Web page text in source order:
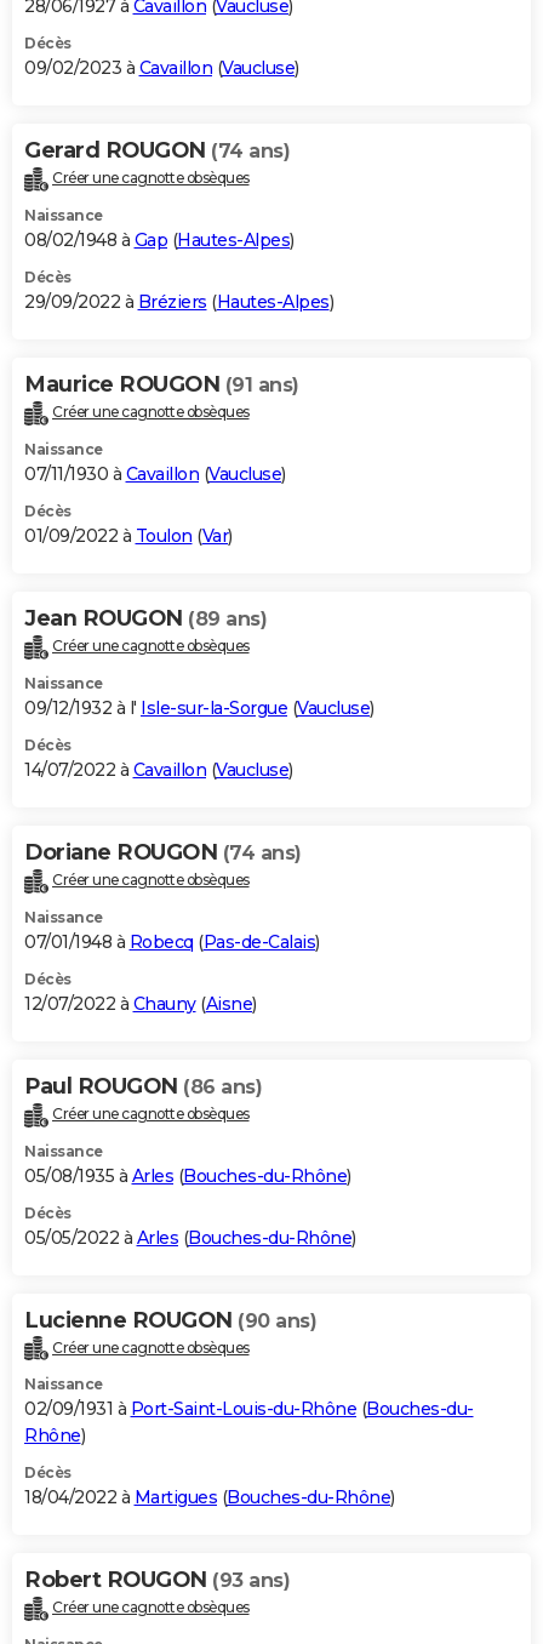
28/06/1927 à Cavaillon (Vaucluse)
Décès
09/02/2023 à Cavaillon (Vaucluse)
Gerard ROUGON (74 ans)
Créer une cagnotte obsèques
Naissance
08/02/1948 à Gap (Hautes-Alpes)
Décès
29/09/2022 à Bréziers (Hautes-Alpes)
Maurice ROUGON (91 ans)
Créer une cagnotte obsèques
Naissance
07/11/1930 à Cavaillon (Vaucluse)
Décès
01/09/2022 à Toulon (Var)
Jean ROUGON (89 ans)
Créer une cagnotte obsèques
Naissance
09/12/1932 à l' Isle-sur-la-Sorgue (Vaucluse)
Décès
14/07/2022 à Cavaillon (Vaucluse)
Doriane ROUGON (74 ans)
Créer une cagnotte obsèques
Naissance
07/01/1948 à Robecq (Pas-de-Calais)
Décès
12/07/2022 à Chauny(Aisne)
Paul ROUGON (86 ans)
Créer une cagnotte obsèques
Naissance
05/08/1935 à Arles (Bouches-du-Rhône)
Décès
05/05/2022 à Arles (Bouches-du-Rhône)
Lucienne ROUGON (90 ans)
Créer une cagnotte obsèques
Naissance
02/09/1931 à Port-Saint-Louis-du-Rhône (Bouches-du-
Rhône)
Décès
18/04/2022 à Martigues (Bouches-du-Rhône)
Robert ROUGON (93 ans)
Créer une cagnotte obsèques